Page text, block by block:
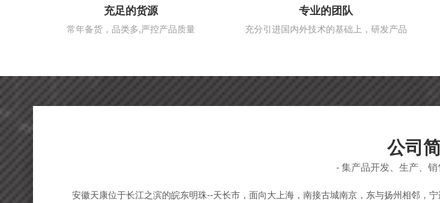
充足的货源
常年备货，品类多,严控产品质量
专业的团队
充分引进国内外技术的基础上，研发产品
公司
- 集产品开发、生产、
安徽天康位于长江之滨的皖东明珠--天长市，面向大上海，南接古城南京，东与扬州相邻，